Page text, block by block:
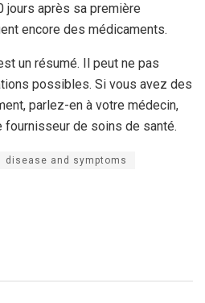
après sa première
encore des médicaments.
un résumé. Il peut ne pas
possibles. Si vous avez des
parlez-en à votre médecin,
fournisseur de soins de santé.
disease and symptoms